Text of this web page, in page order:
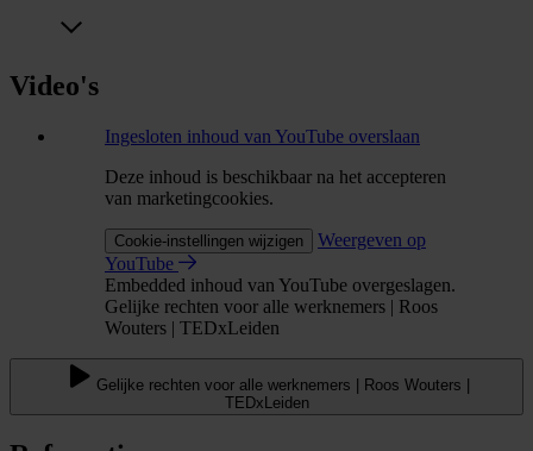
Video's
Ingesloten inhoud van YouTube overslaan
Deze inhoud is beschikbaar na het accepteren
van marketingcookies.
Cookie-instellingen wijzigen
Weergeven op
YouTube
Embedded inhoud van YouTube overgeslagen.
Gelijke rechten voor alle werknemers | Roos
Wouters | TEDxLeiden
Gelijke rechten voor alle werknemers | Roos Wouters |
TEDxLeiden